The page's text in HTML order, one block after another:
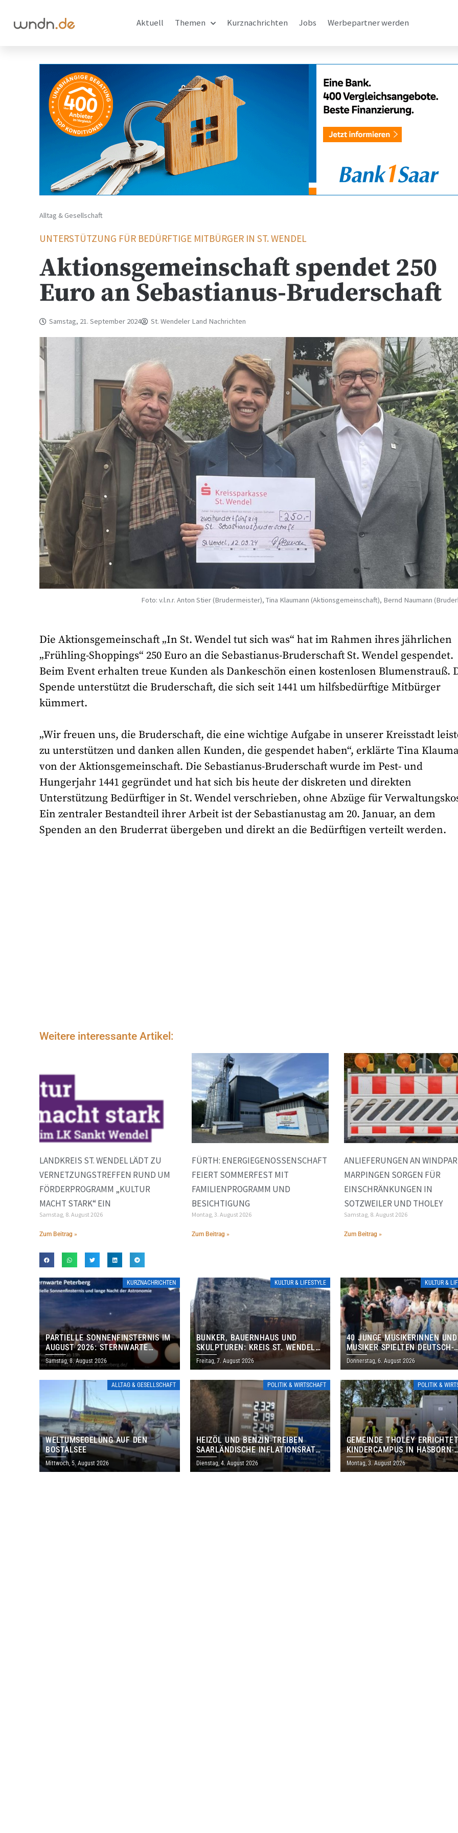
Aktuell Themen Kurznachrichten Jobs Werbepartner werden
Alltag & Gesellschaft
UNTERSTÜTZUNG FÜR BEDÜRFTIGE MITBÜRGER IN ST. WENDEL
Aktionsgemeinschaft spendet 250
Euro an Sebastianus-Bruderschaft
Samstag, 21. September 2024 St. Wendeler Land Nachrichten
Foto: v.l.n.r. Anton Stier (Brudermeister), Tina Klaumann (Aktionsgemeinschaft), Bernd Naumann
Die Aktionsgemeinschaft „In St. Wendel tut sich was“ hat im Rahmen ihres jährlichen
„Frühling-Shoppings“ 250 Euro an die Sebastianus-Bruderschaft St. Wendel gespendet.
Beim Event erhalten treue Kunden als Dankeschön einen kostenlosen Blumenstrauß.
Spende unterstützt die Bruderschaft, die sich seit 1441 um hilfsbedürftige Mitbürger
kümmert.
„Wir freuen uns, die Bruderschaft, die eine wichtige Aufgabe in unserer Kreisstadt
zu unterstützen und danken allen Kunden, die gespendet haben“, erklärte Tina
von der Aktionsgemeinschaft. Die Sebastianus-Bruderschaft wurde im Pest- und
Hungerjahr 1441 gegründet und hat sich bis heute der diskreten und direkten
Unterstützung Bedürftiger in St. Wendel verschrieben, ohne Abzüge für
Ein zentraler Bestandteil ihrer Arbeit ist der Sebastianustag am 20. Januar, an dem
Spenden an den Bruderrat übergeben und direkt an die Bedürftigen verteilt werden.
Weitere interessante Artikel:
LANDKREIS ST. WENDEL LÄDT ZU
VERNETZUNGSTREFFEN RUND UM
FÖRDERPROGRAMM „KULTUR
MACHT STARK“ EIN
Samstag, 8. August 2026
Zum Beitrag »
FÜRTH: ENERGIEGENOSSENSCHAFT
FEIERT SOMMERFEST MIT
FAMILIENPROGRAMM UND
BESICHTIGUNG
Montag, 3. August 2026
Zum Beitrag »
ANLIEFERUNGEN AN
MARPINGEN SORGEN FÜR
EINSCHRÄNKUNGEN IN
SOTZWEILER UND THOLEY
Samstag, 8. August 2026
Zum Beitrag »
KURZNACHRICHTEN
PARTIELLE SONNENFINSTERNIS IM
AUGUST 2026: STERNWARTE
PETERBERG ÖFFNET KOSTENLOS
IHRE TORE
Samstag, 8. August 2026
KULTUR & LIFESTYLE
BUNKER, BAUERNHAUS UND
SKULPTUREN: KREIS ST. WENDEL
LÄDT ZUM TAG DES OFFENEN
DENKMALS EIN
Freitag, 7. August 2026
KULTUR &
40 JUNGE MUSIKERINNEN UND
MUSIKER SPIELTEN DEUTSCH-
BRASILIANISCHES
THOLEY
Donnerstag, 6. August 2026
ALLTAG & GESELLSCHAFT
WELTUMSEGELUNG AUF DEN
BOSTALSEE
Mittwoch, 5. August 2026
POLITIK & WIRTSCHAFT
HEIZÖL UND BENZIN TREIBEN
SAARLÄNDISCHE INFLATIONSRATE
IM JULI AUF 3,2 PROZENT
Dienstag, 4. August 2026
POLITIK &
GEMEINDE THOLEY
KINDERCAMPUS IN HASBORN-
DAUTWEILER FÜR RUND 8,5
MILLIONEN EURO
Montag, 3. August 2026